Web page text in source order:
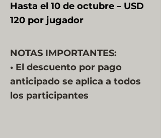
Hasta el 10 de octubre – USD
120 por jugador
NOTAS IMPORTANTES:
• El descuento por pago
anticipado se aplica a todos
los participantes